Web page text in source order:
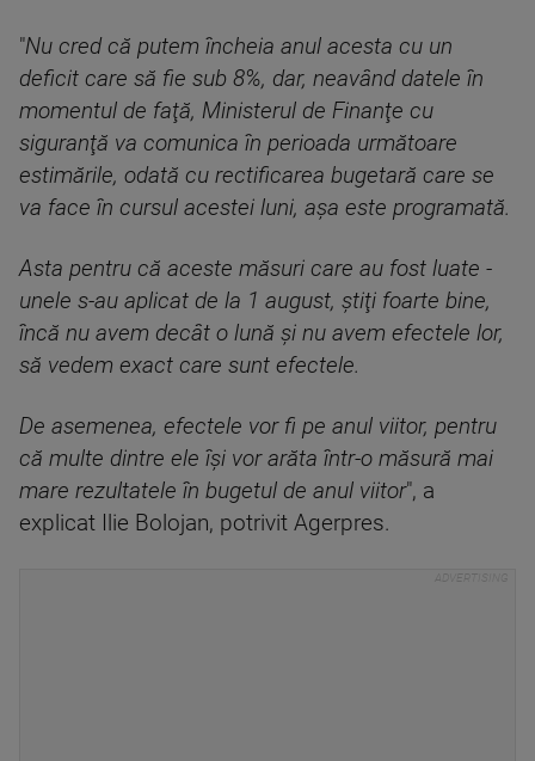
"Nu cred că putem încheia anul acesta cu un
deficit care să fie sub 8%, dar, neavând datele în
momentul de faţă, Ministerul de Finanţe cu
siguranţă va comunica în perioada următoare
estimările, odată cu rectificarea bugetară care se
va face în cursul acestei luni, aşa este programată.
Asta pentru că aceste măsuri care au fost luate -
unele s-au aplicat de la 1 august, ştiţi foarte bine,
încă nu avem decât o lună şi nu avem efectele lor,
să vedem exact care sunt efectele.
De asemenea, efectele vor fi pe anul viitor, pentru
că multe dintre ele îşi vor arăta într-o măsură mai
mare rezultatele în bugetul de anul viitor", a
explicat Ilie Bolojan, potrivit Agerpres.